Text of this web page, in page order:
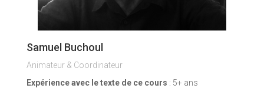
Samuel Buchoul
Animateur & Coordinateur
Expérience avec le texte de ce cours : 5+ ans